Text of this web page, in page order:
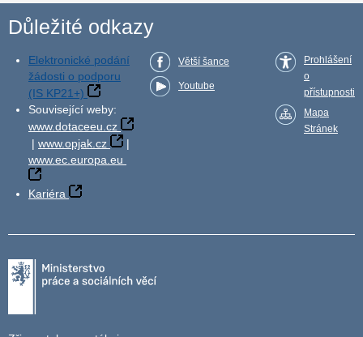
Důležité odkazy
Elektronické podání
žádosti o podporu
(IS KP21+)
Související weby:
www.dotaceeu.cz
| www.opjak.cz
|
www.ec.europa.eu
Kariéra
Větší šance
Youtube
Prohlášení
o
přístupnosti
Mapa
Stránek